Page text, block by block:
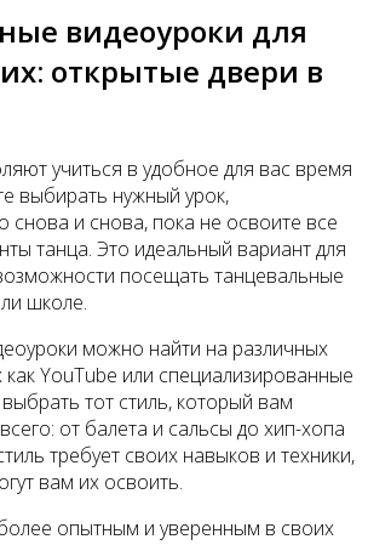
видеоуроки для
открытые двери в
учиться в удобное для вас время
выбирать нужный урок,
снова и снова, пока не освоите все
танца. Это идеальный вариант для
посещать танцевальные
школе.
можно найти на различных
как YouTube или специализированные
тот стиль, который вам
от балета и сальсы до хип-хопа
требует своих навыков и техники,
вам их освоить.
опытным и уверенным в своих